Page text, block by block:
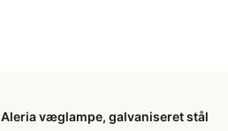
Aleria væglampe, galvaniseret stål